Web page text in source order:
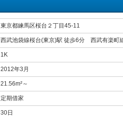
東京都練馬区桜台２丁目45-11
西武池袋線桜台(東京)駅 徒歩6分 西武有楽町
1K
2012年3月
21.56m²～
定期借家
30日